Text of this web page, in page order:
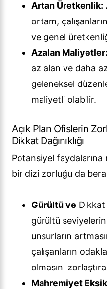
Artan Üretkenlik:
ortam,
ve genel
Azalan Maliyetler:
az alan ve daha
geleneksel
maliyetli olabilir.
Açık Plan Ofislerin
Dikkat Dağınıklığı
Potansiyel
bir dizi zorluğu da
Gürültü ve Dikkat
gürültü
unsurların
çalışanların
olmasını
Mahremiyet